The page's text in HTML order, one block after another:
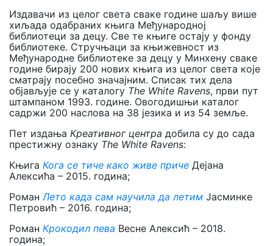
Издавачи из целог света сваке године шаљу више
хиљада одабраних књига Међународној
библиотеци за децу. Све те књиге остају у фонду
библиотеке. Стручњаци за књижевност из
Међународне библиотеке за децу у Минхену сваке
године бирају 200 нових књига из целог света које
сматрају посебно значајним. Списак тих дела
објављује се у каталогу The White Ravens, први пут
штампаном 1993. године. Овогодишњи каталог
садржи 200 наслова на 38 језика и из 54 земље.
Пет издања Креативног центра добила су до сада
престижну ознаку The White Ravens:
Књига Кога се тиче како живе приче Дејана
Алексића – 2015. година;
Роман Лето када сам научила да летим Јасминке
Петровић – 2016. година;
Роман Крокодил пева Весне Алексић – 2018.
година;